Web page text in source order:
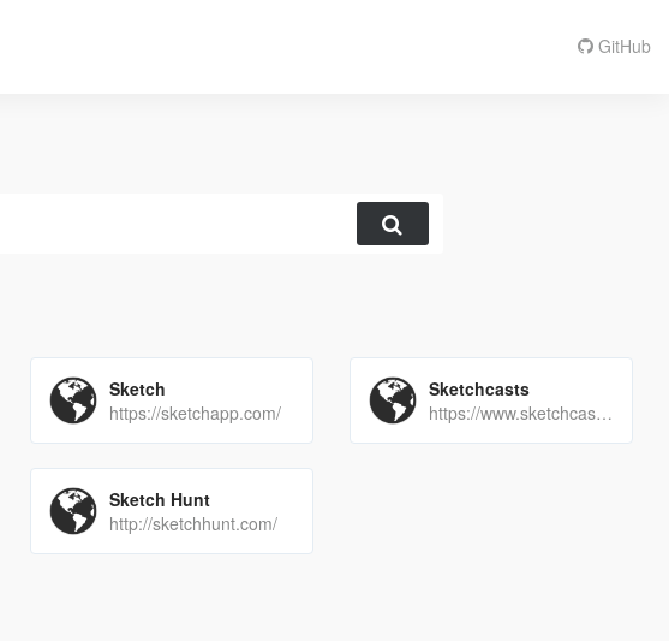
GitHub
Sketch
https://sketchapp.com/
Sketchcasts
https://www.sketchcasts.net/
Sketch Hunt
http://sketchhunt.com/